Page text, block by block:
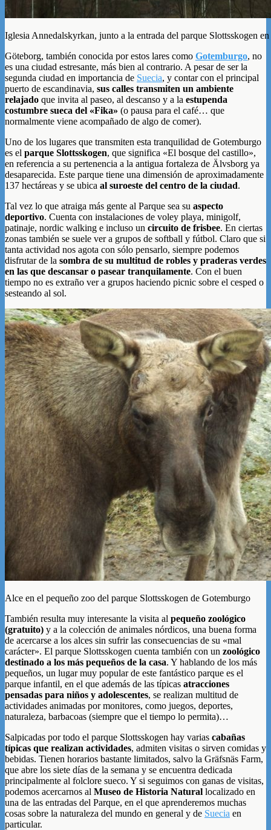
Iglesia Annedalskyrkan, junto a la entrada del parque Slottsskogen
Göteborg, también conocida por estos lares como Gotemburgo, no
es una ciudad estresante, más bien al contrario. A pesar de ser la
segunda ciudad en importancia de Suecia, y contar con el principal
puerto de escandinavia, sus calles transmiten un ambiente
relajado que invita al paseo, al descanso y a la estupenda
costumbre sueca del «Fika» (o pausa para el café… que
normalmente viene acompañado de algo de comer).
Uno de los lugares que transmiten esta tranquilidad de Gotemburgo
es el parque Slottsskogen, que significa «El bosque del castillo»,
en referencia a su pertenencia a la antigua fortaleza de Älvsborg ya
desaparecida. Este parque tiene una dimensión de aproximadamente
137 hectáreas y se ubica al suroeste del centro de la ciudad.
Tal vez lo que atraiga más gente al Parque sea su aspecto
deportivo. Cuenta con instalaciones de voley playa, minigolf,
patinaje, nordic walking e incluso un circuito de frisbee. En ciertas
zonas también se suele ver a grupos de softball y fútbol. Claro que si
tanta actividad nos agota con sólo pensarlo, siempre podemos
disfrutar de la sombra de su multitud de robles y praderas verdes
en las que descansar o pasear tranquilamente. Con el buen
tiempo no es extraño ver a grupos haciendo picnic sobre el cesped o
sesteando al sol.
Alce en el pequeño zoo del parque Slottsskogen de Gotemburgo
También resulta muy interesante la visita al pequeño zoológico
(gratuito) y a la colección de animales nórdicos, una buena forma
de acercarse a los alces sin sufrir las consecuencias de su «mal
carácter». El parque Slottsskogen cuenta también con un zoológico
destinado a los más pequeños de la casa. Y hablando de los más
pequeños, un lugar muy popular de este fantástico parque es el
parque infantil, en el que además de las típicas atracciones
pensadas para niños y adolescentes, se realizan multitud de
actividades animadas por monitores, como juegos, deportes,
naturaleza, barbacoas (siempre que el tiempo lo permita)…
Salpicadas por todo el parque Slottsskogen hay varias cabañas
típicas que realizan actividades, admiten visitas o sirven comidas y
bebidas. Tienen horarios bastante limitados, salvo la Gräfsnäs Farm,
que abre los siete días de la semana y se encuentra dedicada
principalmente al folclore sueco. Y si seguimos con ganas de visitas,
podemos acercarnos al Museo de Historia Natural localizado en
una de las entradas del Parque, en el que aprenderemos muchas
cosas sobre la naturaleza del mundo en general y de Suecia en
particular.